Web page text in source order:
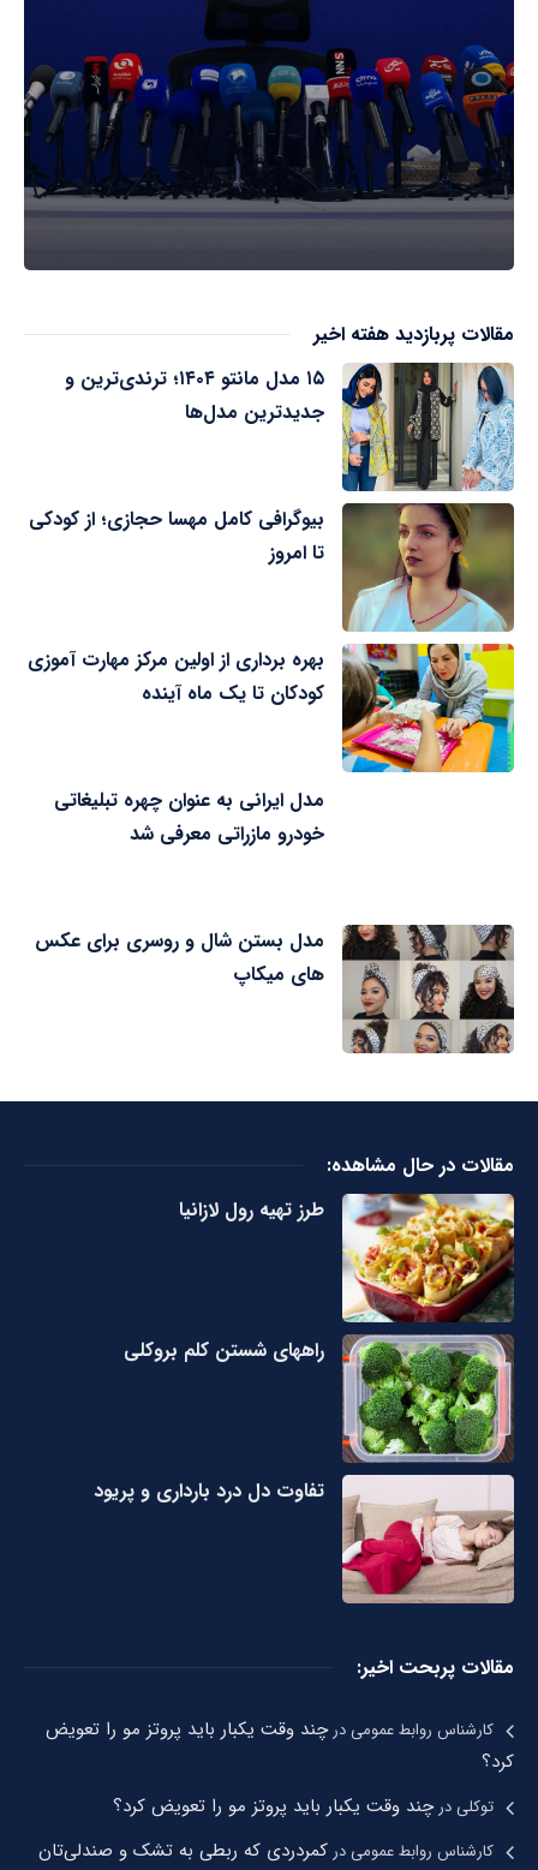
مقالات پربازدید هفته اخیر
۱۵ مدل مانتو ۱۴۰۴؛ ترندی‌ترین و
جدیدترین مدل‌ها
بیوگرافی کامل مهسا حجازی؛ از کودکی
تا امروز
بهره برداری از اولین مرکز مهارت آموزی
کودکان تا یک ماه آینده
مدل ایرانی به عنوان چهره تبلیغاتی
خودرو مازراتی معرفی شد
مدل بستن شال و روسری برای عکس
های میکاپ
مقالات در حال مشاهده:
طرز تهیه رول لازانیا
راههای شستن کلم بروکلی
تفاوت دل درد بارداری و پریود
مقالات پربحت اخیر:
کارشناس روابط عمومیدرچند وقت یکبار باید پروتز مو را تعویض
کرد؟
توکلیدرچند وقت یکبار باید پروتز مو را تعویض کرد؟
کارشناس روابط عمومیدر کمردردی که ربطی به تشک و صندلی‌تان